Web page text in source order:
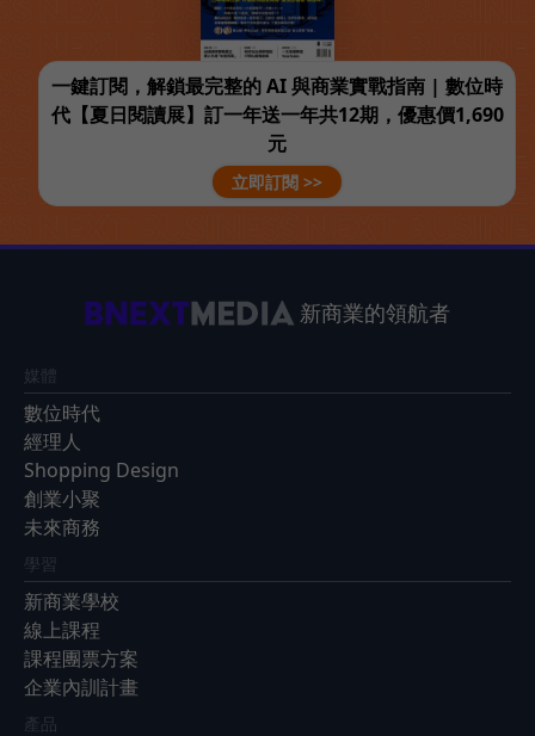
一鍵訂閱，解鎖最完整的 AI 與商業實戰指南 | 數位時
代【夏日閱讀展】訂一年送一年共12期，優惠價1,690
元
立即訂閱 >>
新商業的領航者
媒體
數位時代
經理人
Shopping Design
創業小聚
未來商務
學習
新商業學校
線上課程
課程團票方案
企業內訓計畫
產品